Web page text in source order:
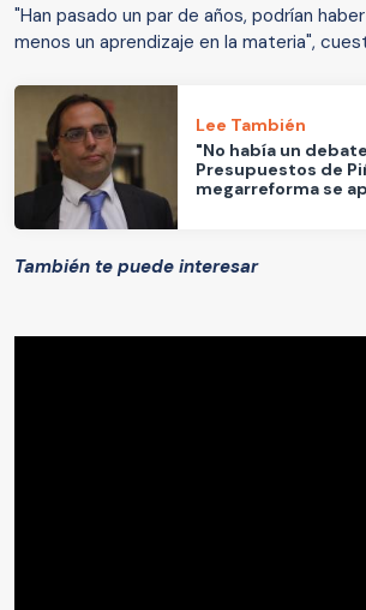
"Han pasado un par de años, podrían
menos un aprendizaje en la materia",
Lee También
"No había un
Presupuestos de
megarreforma se
También te puede interesar